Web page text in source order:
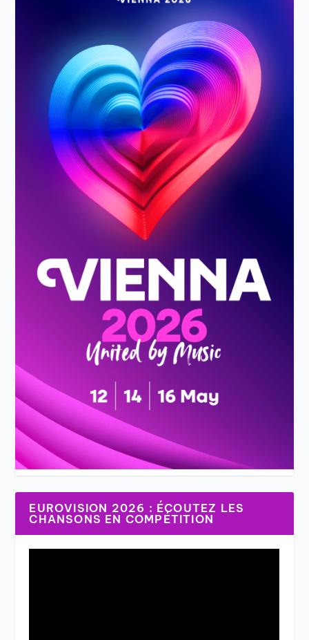
EUROVISION 2026 : ÉCOUTEZ LES
CHANSONS EN COMPÉTITION